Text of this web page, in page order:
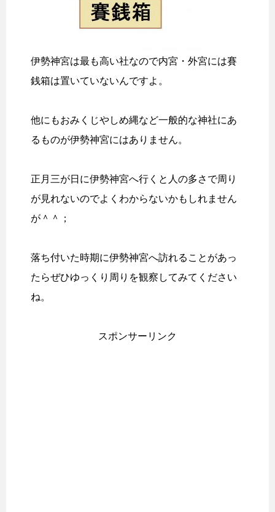
伊勢神宮は最も高い社なので内宮・外宮には賽
銭箱は置いていないんですよ。
他にもおみくじやしめ縄など一般的な神社にあ
るものが伊勢神宮にはありません。
正月三が日に伊勢神宮へ行くと人の多さで周り
が見れないのでよくわからないかもしれません
が＾＾；
落ち付いた時期に伊勢神宮へ訪れることがあっ
たらぜひゆっくり周りを観察してみてください
ね。
スポンサーリンク